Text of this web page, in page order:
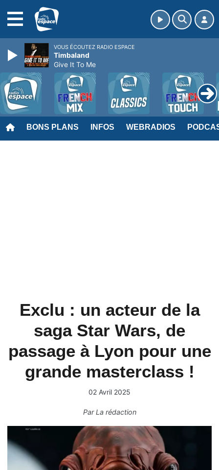
BONS PLANS INFOS WEBRADIOS
Exclu : un acteur de la
saga Star Wars, de
passage à Lyon pour une
grande masterclass !
02 Avril 2025
ParLa rédaction
VOUS ÉCOUTEZ RADIO ESPACE
Timbaland
Give It To Me